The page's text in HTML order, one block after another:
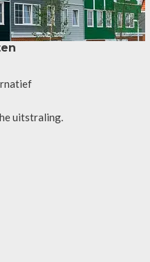
uitstraling.